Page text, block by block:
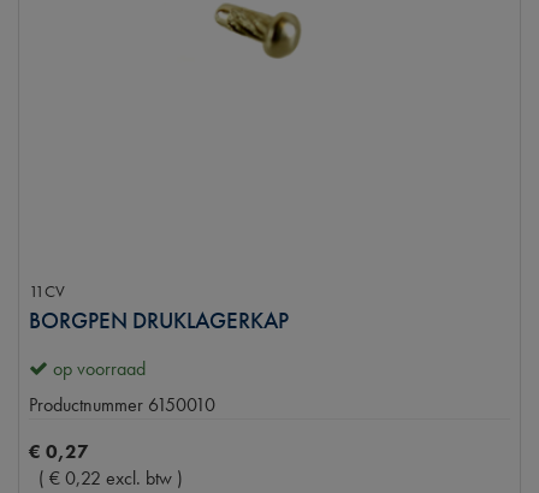
11CV
BORGPEN DRUKLAGERKAP
op voorraad
Productnummer 6150010
€ 0,27
( €0,22 excl. btw )